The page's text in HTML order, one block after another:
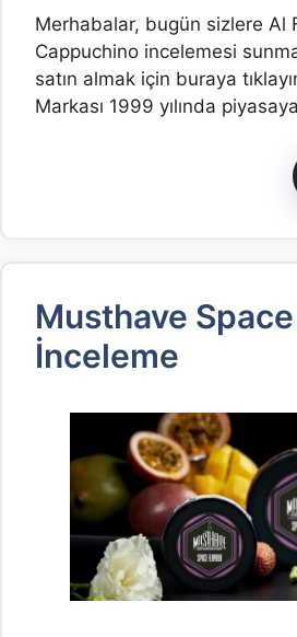
Merhabalar, bugün sizlere Al
Cappuchino incelemesi
satın almak için buraya
Markası 1999 yılında
Musthave
İnceleme